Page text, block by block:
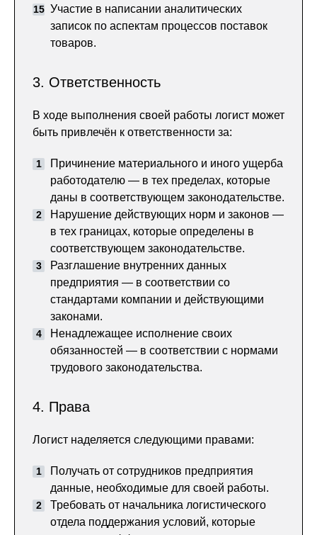
Участие в написании аналитических
записок по аспектам процессов поставок
товаров.
3. Ответственность
В ходе выполнения своей работы логист может
быть привлечён к ответственности за:
Причинение материального и иного ущерба
работодателю — в тех пределах, которые
даны в соответствующем законодательстве.
Нарушение действующих норм и законов —
в тех границах, которые определены в
соответствующем законодательстве.
Разглашение внутренних данных
предприятия — в соответствии со
стандартами компании и действующими
законами.
Ненадлежащее исполнение своих
обязанностей — в соответствии с нормами
трудового законодательства.
4. Права
Логист наделяется следующими правами:
Получать от сотрудников предприятия
данные, необходимые для своей работы.
Требовать от начальника логистического
отдела поддержания условий, которые